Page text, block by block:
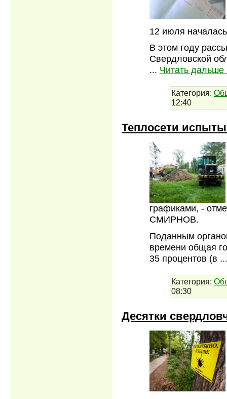
12 июля
В этом году
Свердловской
... Читать дальше
Категория:
12:40
Теплосети
графиками, -
СМИРНОВ.
Поданным
времени общая
35 процентов (в
Категория:
08:30
Десятки